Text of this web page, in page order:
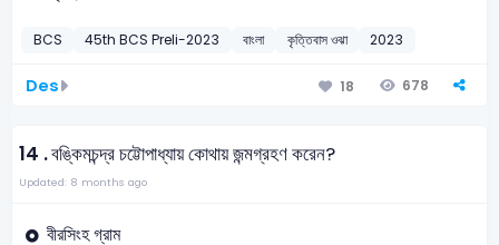
BCS 45th BCS Preli-2023 বাংলা কৃত্তিবাস ওঝা 2023
Des 18 678
14 .বঙ্কিমচন্দ্র চট্টোপাধ্যায় কোথায় জন্মগ্রহণ করেন?
Updated: 8 months ago
বীরসিংহ গ্রাম